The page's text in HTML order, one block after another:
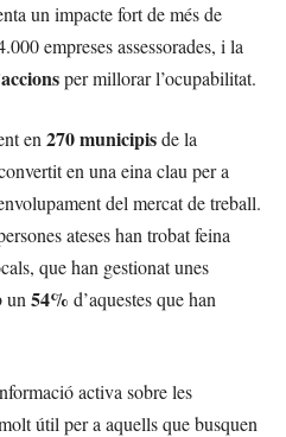
un impacte fort de més de
empreses assessorades, i la
per millorar l’ocupabilitat.
en 270 municipisde la
en una eina clau per a
del mercat de treball.
ateses han trobat feina
que han gestionat unes
un 54% d’aquestes que han
activa sobre les
útil per a aquells que busquen